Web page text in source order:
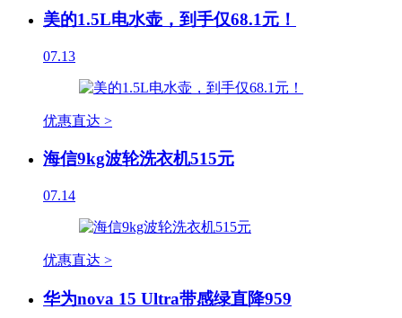
美的1.5L电水壶，到手仅68.1元！
07.13
优惠直达 >
海信9kg波轮洗衣机515元
07.14
优惠直达 >
华为nova 15 Ultra带感绿直降959